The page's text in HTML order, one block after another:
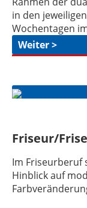
in den
Wochentagen
Weiter >
Friseur/
Im Friseurberuf
Hinblick auf